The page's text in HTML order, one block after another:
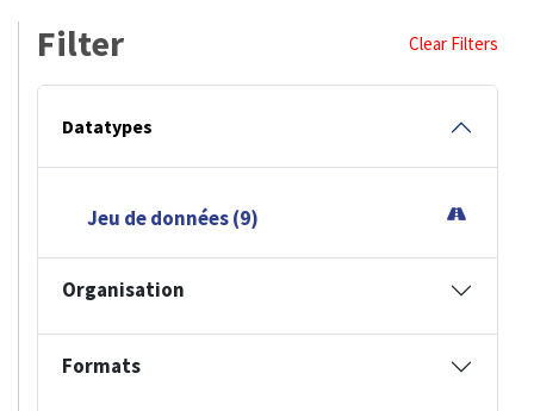
Filter Clear Filters
Datatypes
Jeu de données (9)
Organisation
Formats